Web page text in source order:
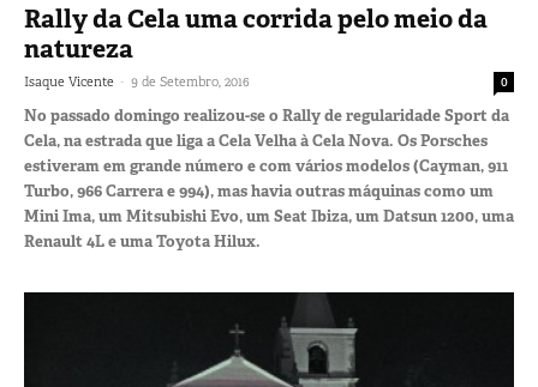
Rally da Cela uma corrida pelo meio da
natureza
Isaque Vicente - 9 de Setembro, 2016 0
No passado domingo realizou-se o Rally de regularidade Sport da
Cela, na estrada que liga a Cela Velha à Cela Nova. Os Porsches
estiveram em grande número e com vários modelos (Cayman, 911
Turbo, 966 Carrera e 994), mas havia outras máquinas como um
Mini Ima, um Mitsubishi Evo, um Seat Ibiza, um Datsun 1200, uma
Renault 4L e uma Toyota Hilux.